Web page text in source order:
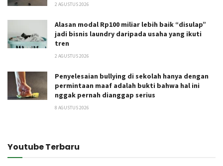
2 AGUSTUS 2026
Alasan modal Rp100 miliar lebih baik “disulap”
jadi bisnis laundry daripada usaha yang ikuti
tren
2 AGUSTUS 2026
Penyelesaian bullying di sekolah hanya dengan
permintaan maaf adalah bukti bahwa hal ini
nggak pernah dianggap serius
8 AGUSTUS 2026
Youtube Terbaru